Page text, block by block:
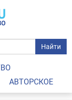
Найти
АВТОРСКОЕ